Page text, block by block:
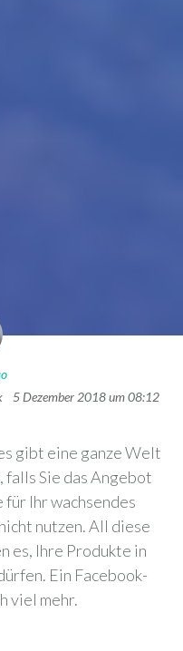
5 Dezember 2018 um 08:12
gibt eine ganze Welt
Sie das Angebot
für Ihr wachsendes
nutzen. All diese
es, Ihre Produkte in
Ein Facebook-
viel mehr.